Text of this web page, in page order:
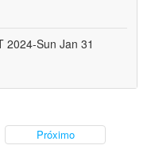
2024-Sun Jan 31
Próximo